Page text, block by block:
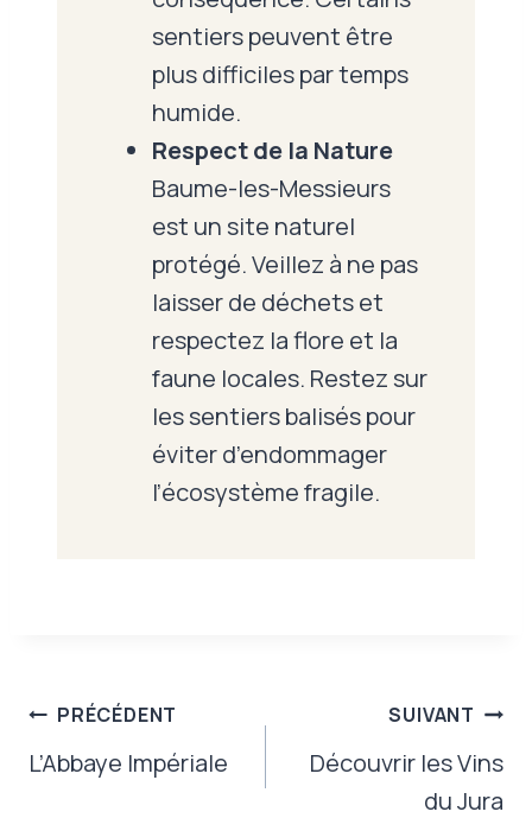
sentiers peuvent être
plus difficiles par temps
humide.
Respect de la Nature
Baume-les-Messieurs
est un site naturel
protégé. Veillez à ne pas
laisser de déchets et
respectez la flore et la
faune locales. Restez sur
les sentiers balisés pour
éviter d’endommager
l’écosystème fragile.
Navigation
de
PRÉCÉDENT
L’Abbaye Impériale
SUIVANT
Découvrir les Vins
du Jura